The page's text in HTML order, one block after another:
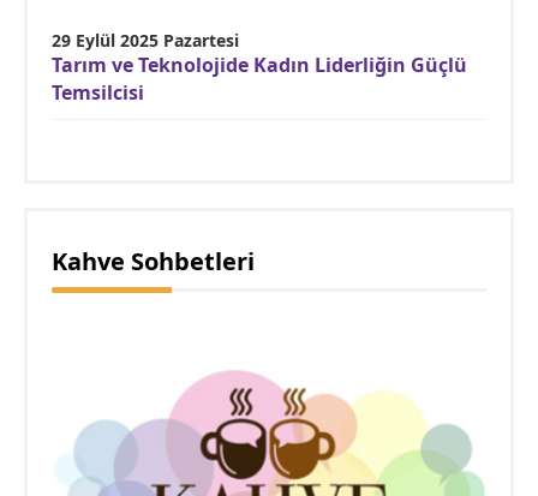
29 Eylül 2025 Pazartesi
Tarım ve Teknolojide Kadın Liderliğin Güçlü
Temsilcisi
Kahve Sohbetleri